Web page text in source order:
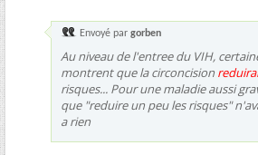
Envoyé par gorben
Au niveau de l'entree du VIH,
montrent que la circoncision
risques... Pour une maladie aussi
que "reduire un peu les risques"
a rien